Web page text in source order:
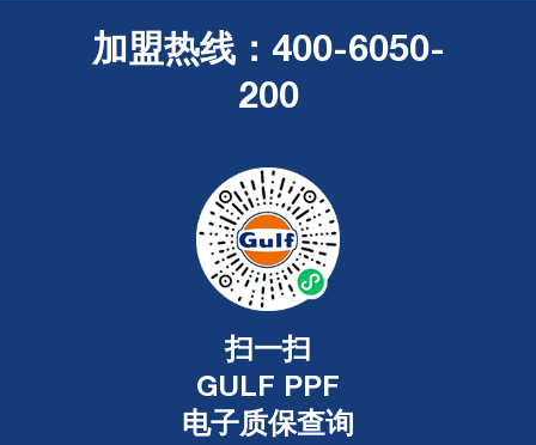
加盟热线：400-6050-
200
扫一扫
GULF PPF
电子质保查询